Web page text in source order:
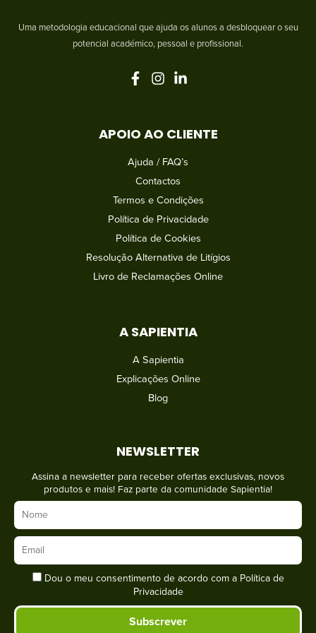
Uma metodologia educacional que ajuda os alunos a desbloquear o seu
potencial académico, pessoal e profissional.
APOIO AO CLIENTE
Ajuda / FAQ’s
Contactos
Termos e Condições
Política de Privacidade
Política de Cookies
Resolução Alternativa de Litígios
Livro de Reclamações Online
A SAPIENTIA
A Sapientia
Explicações Online
Blog
NEWSLETTER
Assina a newsletter para receber ofertas exclusivas, novos
produtos e mais! Faz parte da comunidade Sapientia!
Dou o meu consentimento de acordo com a Política de
Privacidade
Subscrever